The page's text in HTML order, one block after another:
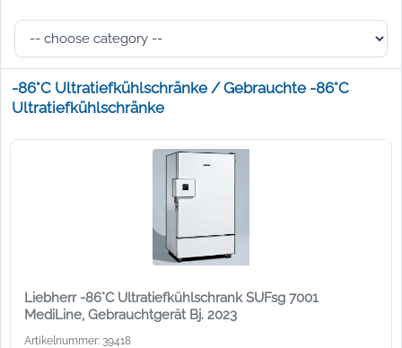
-86°C Ultratiefkühlschränke / Gebrauchte -86°C
Ultratiefkühlschränke
Liebherr -86°C Ultratiefkühlschrank SUFsg 7001
MediLine, Gebrauchtgerät Bj. 2023
Artikelnummer: 39418